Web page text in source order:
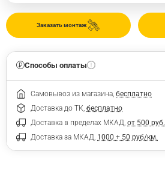
Заказать монтаж
Способы оплаты
Самовывоз из магазина, бесплатно
Доставка до ТК, бесплатно
Доставка в пределах МКАД, от 500 руб.
Доставка за МКАД, 1000 + 50 руб/км.